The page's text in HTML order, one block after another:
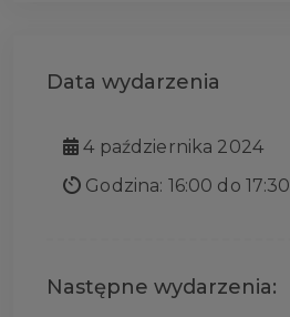
Data wydarzenia
4 października 2024
Godzina: 16:00 do 17:30
Następne wydarzenia: